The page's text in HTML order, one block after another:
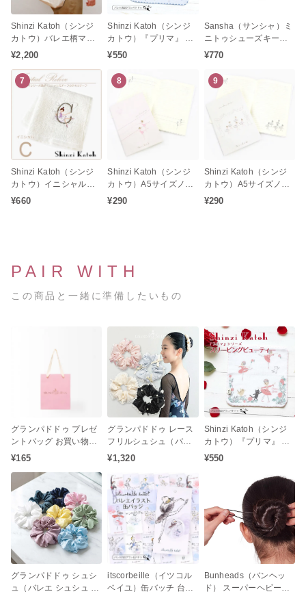
Shinzi Katoh（シンジ
カトウ）バレエ柄マチ
付きトートバッグ レ
ヴェランス
¥2,200
Shinzi Katoh（シンジ
カトウ）『プリマ』 シ
リーズ スワンレイク タ
レゼント 発表会
¥550
Sansha（サンシャ）ミ
ニトゥシューズキーホ
ルダー「SPRING」シ
プレゼント 発表会お返
し）
¥770
7
Shinzi Katoh（シンジ
カトウ）イニシャル
『C』刺繍入り バレエ
¥660
8
Shinzi Katoh（シンジ
カトウ）A5サイズノー
ト バレエシリーズ アラ
¥290
9
Shinzi Katoh（シンジ
カトウ）A5サイズノー
ト バレエシリーズ レヴ
¥290
PAIR WITH
この商品と一緒に準備したいもの
グランパドドゥ プレゼ
ントバッグ お買い物袋
（小） プレゼント手提
押し袋
¥165
グランパドドゥ レース
フリルシュシュ（バレ
エ 子供 キッズ ジュニア
クセサリー 発表会 レッ
スン リボン パール）
¥1,320
Shinzi Katoh（シンジ
カトウ）『プリマ』 シ
リーズ スリーピングビ
フ バレエ柄 プレゼント
¥550
グランパドドゥ シュシ
ュ（バレエ シュシュ サ
itscorbeille（イツコル
ベイユ）缶バッチ 台紙
Bunheads（バンヘッ
ド） スーパーヘビーウ